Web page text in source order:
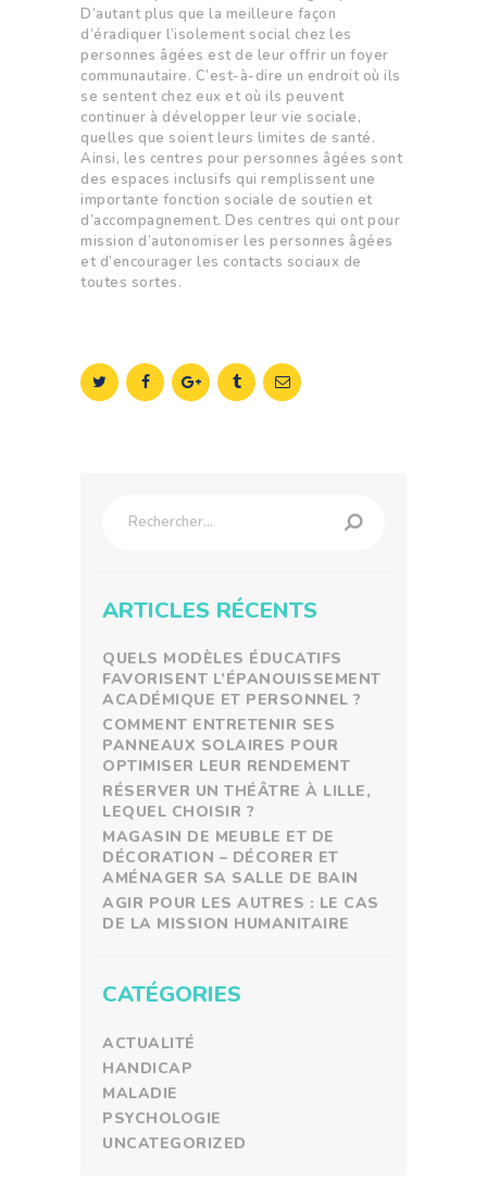
D’autant plus que la meilleure façon
d’éradiquer l’isolement social chez les
personnes âgées est de leur offrir un foyer
communautaire. C’est-à-dire un endroit où ils
se sentent chez eux et où ils peuvent
continuer à développer leur vie sociale,
quelles que soient leurs limites de santé.
Ainsi, les centres pour personnes âgées sont
des espaces inclusifs qui remplissent une
importante fonction sociale de soutien et
d’accompagnement. Des centres qui ont pour
mission d’autonomiser les personnes âgées
et d’encourager les contacts sociaux de
toutes sortes.
ARTICLES RÉCENTS
QUELS MODÈLES ÉDUCATIFS
FAVORISENT L’ÉPANOUISSEMENT
ACADÉMIQUE ET PERSONNEL ?
COMMENT ENTRETENIR SES
PANNEAUX SOLAIRES POUR
OPTIMISER LEUR RENDEMENT
RÉSERVER UN THÉÂTRE À LILLE,
LEQUEL CHOISIR ?
MAGASIN DE MEUBLE ET DE
DÉCORATION – DÉCORER ET
AMÉNAGER SA SALLE DE BAIN
AGIR POUR LES AUTRES : LE CAS
DE LA MISSION HUMANITAIRE
CATÉGORIES
ACTUALITÉ
HANDICAP
MALADIE
PSYCHOLOGIE
UNCATEGORIZED